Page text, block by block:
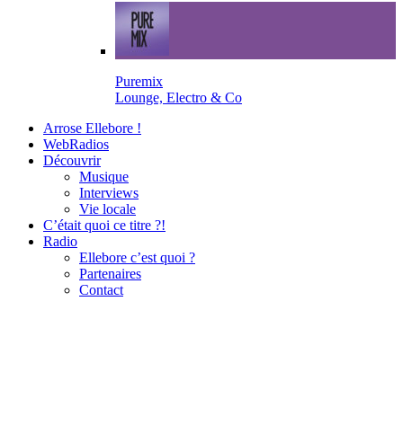
Puremix
Lounge, Electro & Co
Arrose Ellebore !
WebRadios
Découvrir
Musique
Interviews
Vie locale
C’était quoi ce titre ?!
Radio
Ellebore c’est quoi ?
Partenaires
Contact